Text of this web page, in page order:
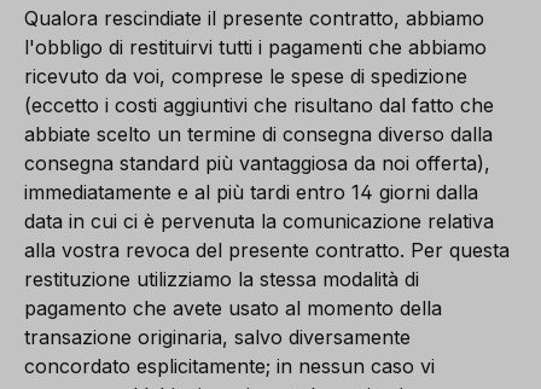
Qualora rescindiate il presente contratto, abbiamo
l'obbligo di restituirvi tutti i pagamenti che abbiamo
ricevuto da voi, comprese le spese di spedizione
(eccetto i costi aggiuntivi che risultano dal fatto che
abbiate scelto un termine di consegna diverso dalla
consegna standard più vantaggiosa da noi offerta),
immediatamente e al più tardi entro 14 giorni dalla
data in cui ci è pervenuta la comunicazione relativa
alla vostra revoca del presente contratto. Per questa
restituzione utilizziamo la stessa modalità di
pagamento che avete usato al momento della
transazione originaria, salvo diversamente
concordato esplicitamente; in nessun caso vi